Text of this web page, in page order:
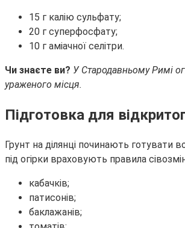
15 г калію сульфату;
20 г суперфосфату;
10 г аміачної селітри.
Чи знаєте ви? У Стародавньому Римі
ураженого місця.
Підготовка для
Грунт на ділянці починають готувати
під огірки враховують правила
кабачків;
патисонів;
баклажанів;